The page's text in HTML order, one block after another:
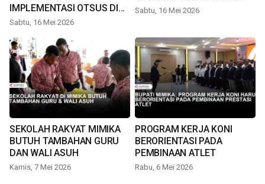
IMPLEMENTASI OTSUS DI
TIMIKA
Sabtu, 16 Mei 2026
Sabtu, 16 Mei 2026
SEKOLAH RAKYAT MIMIKA
BUTUH TAMBAHAN GURU
DAN WALI ASUH
Kamis, 7 Mei 2026
PROGRAM KERJA KONI
BERORIENTASI PADA
PEMBINAAN ATLET
Rabu, 6 Mei 2026